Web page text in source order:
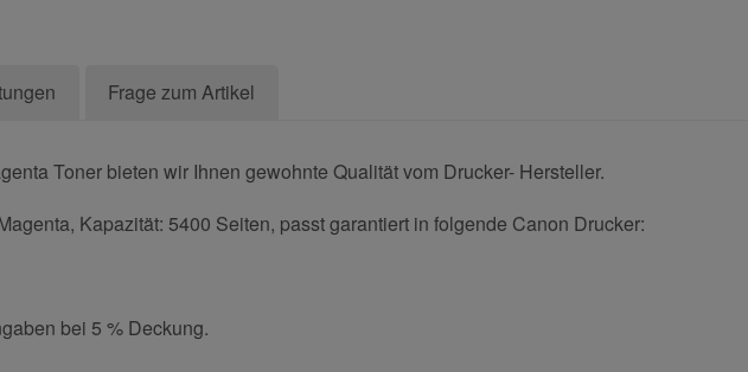
Frage zum Artikel
Toner bieten wir Ihnen gewohnte Qualität vom Drucker- Hersteller.
Kapazität: 5400 Seiten, passt garantiert in folgende Canon Drucker:
bei 5 % Deckung.